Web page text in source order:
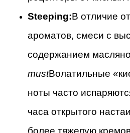
Steeping:В отличие
ароматов, смеси с
содержанием
mustВолатильные
ноты часто
часа открытого
более тяжелую